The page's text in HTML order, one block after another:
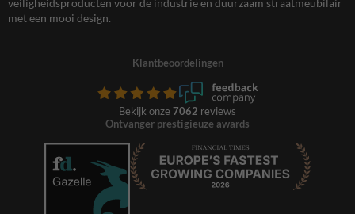
veiligheidsproducten voor de industrie en duurzaam straatmeubilair
met een mooi design.
Klantbeoordelingen
Bekijk onze 7062 reviews
Ontvanger prestigieuze awards